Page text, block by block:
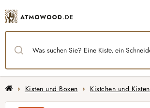
Inhalt
springen
StartseiteKisten und Boxen Kistchen und Kisten